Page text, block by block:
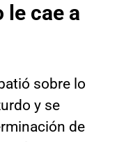
cae a
sobre lo
y se
de